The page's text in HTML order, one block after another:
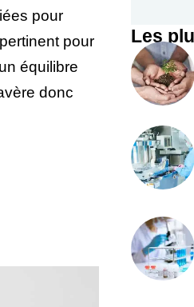
pour
pour
équilibre
donc
Les